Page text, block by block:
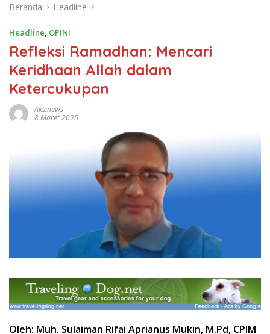
Beranda Headline
Headline, OPINI
Refleksi Ramadhan: Mencari
Keridhaan Allah dalam
Ketercukupan
Aksinews
8 Maret 2025
Oleh: Muh. Sulaiman Rifai Aprianus Mukin, M.Pd, CPIM